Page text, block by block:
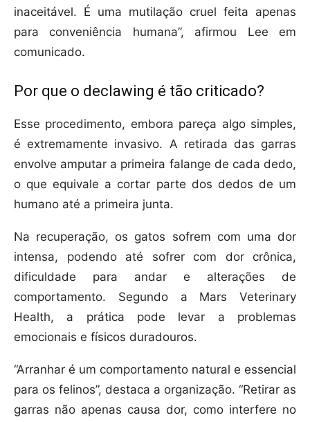
inaceitável. É uma mutilação cruel feita apenas
para conveniência humana”, afirmou Lee em
comunicado.
Por que o declawing é tão criticado?
Esse procedimento, embora pareça algo simples,
é extremamente invasivo. A retirada das garras
envolve amputar a primeira falange de cada dedo,
o que equivale a cortar parte dos dedos de um
humano até a primeira junta.
Na recuperação, os gatos sofrem com uma dor
intensa, podendo até sofrer com dor crônica,
dificuldade para andar e alterações de
comportamento. Segundo a Mars Veterinary
Health, a prática pode levar a problemas
emocionais e físicos duradouros.
“Arranhar é um comportamento natural e essencial
para os felinos”, destaca a organização. “Retirar as
garras não apenas causa dor, como interfere no